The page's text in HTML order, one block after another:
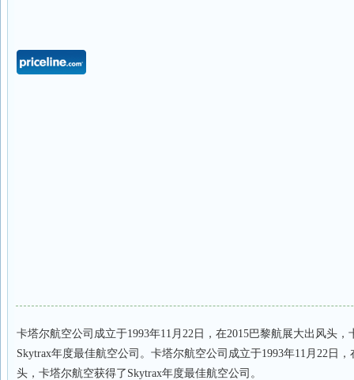
卡塔尔航空公司成立于1993年11月22日，在2015巴黎航展大出风头，
Skytrax年度最佳航空公司。卡塔尔航空公司成立于1993年11月22日
头，卡塔尔航空获得了Skytrax年度最佳航空公司。